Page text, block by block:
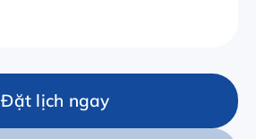
Đặt lịch ngay